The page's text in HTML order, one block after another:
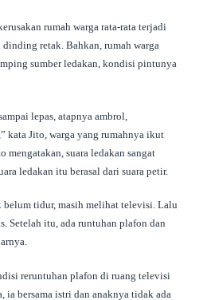
rumah warga rata-rata terjadi
retak. Bahkan, rumah warga
sumber ledakan, kondisi pintunya
lepas, atapnya ambrol,
kata Jito, warga yang rumahnya ikut
mengatakan, suara ledakan sangat
ledakan itu berasal dari suara petir.
belum tidur, masih melihat televisi. Lalu
Setelah itu, ada runtuhan plafon dan
reruntuhan plafon di ruang televisi
ia bersama istri dan anaknya tidak ada